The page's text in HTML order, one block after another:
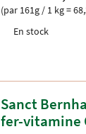
(par 161g / 1 kg =
En stock
Sanct
fer-vitamine